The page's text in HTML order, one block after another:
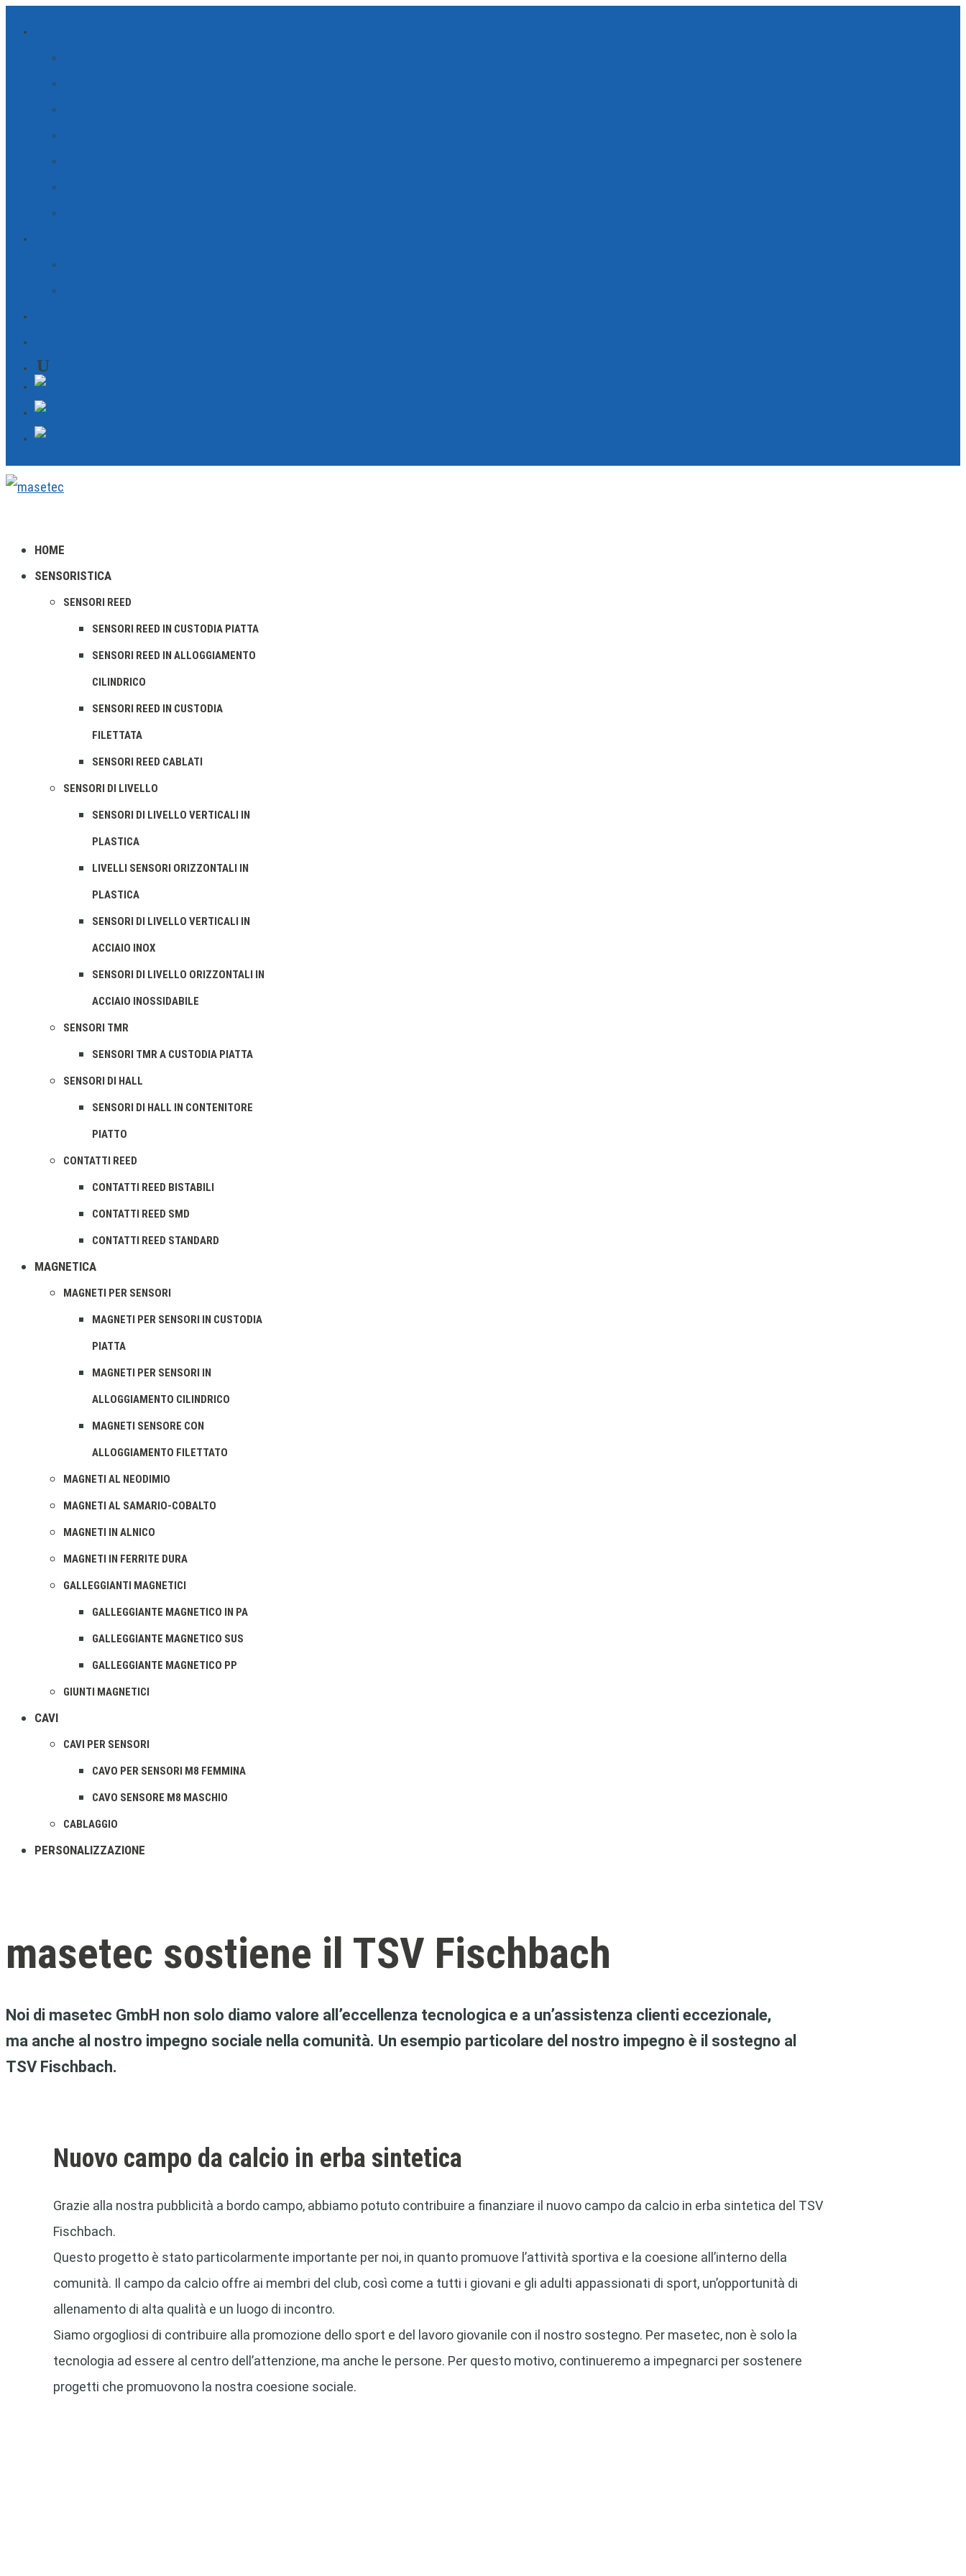
HOME
SENSORISTICA
SENSORI REED
SENSORI REED IN CUSTODIA PIATTA
SENSORI REED IN ALLOGGIAMENTO
CILINDRICO
SENSORI REED IN CUSTODIA
FILETTATA
SENSORI REED CABLATI
SENSORI DI LIVELLO
SENSORI DI LIVELLO VERTICALI IN
PLASTICA
LIVELLI SENSORI ORIZZONTALI IN
PLASTICA
SENSORI DI LIVELLO VERTICALI IN
ACCIAIO INOX
SENSORI DI LIVELLO ORIZZONTALI IN
ACCIAIO INOSSIDABILE
SENSORI TMR
SENSORI TMR A CUSTODIA PIATTA
SENSORI DI HALL
SENSORI DI HALL IN CONTENITORE
PIATTO
CONTATTI REED
CONTATTI REED BISTABILI
CONTATTI REED SMD
CONTATTI REED STANDARD
MAGNETICA
MAGNETI PER SENSORI
MAGNETI PER SENSORI IN CUSTODIA
PIATTA
MAGNETI PER SENSORI IN
ALLOGGIAMENTO CILINDRICO
MAGNETI SENSORE CON
ALLOGGIAMENTO FILETTATO
MAGNETI AL NEODIMIO
MAGNETI AL SAMARIO-COBALTO
MAGNETI IN ALNICO
MAGNETI IN FERRITE DURA
GALLEGGIANTI MAGNETICI
GALLEGGIANTE MAGNETICO IN PA
GALLEGGIANTE MAGNETICO SUS
GALLEGGIANTE MAGNETICO PP
GIUNTI MAGNETICI
CAVI
CAVI PER SENSORI
CAVO PER SENSORI M8 FEMMINA
CAVO SENSORE M8 MASCHIO
CABLAGGIO
PERSONALIZZAZIONE
masetec sostiene il TSV Fischbach
Noi di masetec GmbH non solo diamo valore all’eccellenza tecnologica e a un’assistenza clienti eccezionale,
ma anche al nostro impegno sociale nella comunità. Un esempio particolare del nostro impegno è il sostegno al
TSV Fischbach.
Nuovo campo da calcio in erba sintetica
Grazie alla nostra pubblicità a bordo campo, abbiamo potuto contribuire a finanziare il nuovo campo da calcio in erba sintetica del TSV
Fischbach.
Questo progetto è stato particolarmente importante per noi, in quanto promuove l’attività sportiva e la coesione all’interno della
comunità. Il campo da calcio offre ai membri del club, così come a tutti i giovani e gli adulti appassionati di sport, un’opportunità di
allenamento di alta qualità e un luogo di incontro.
Siamo orgogliosi di contribuire alla promozione dello sport e del lavoro giovanile con il nostro sostegno. Per masetec, non è solo la
tecnologia ad essere al centro dell’attenzione, ma anche le persone. Per questo motivo, continueremo a impegnarci per sostenere
progetti che promuovono la nostra coesione sociale.